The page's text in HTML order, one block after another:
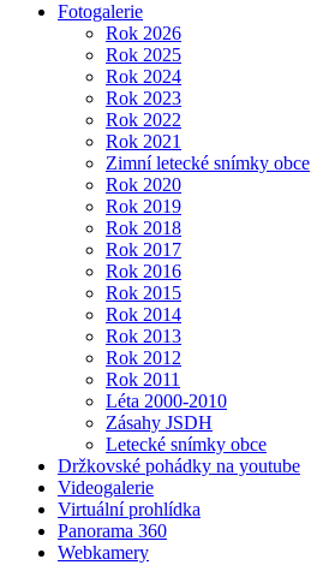
Fotogalerie
Rok 2026
Rok 2025
Rok 2024
Rok 2023
Rok 2022
Rok 2021
Zimní letecké snímky obce
Rok 2020
Rok 2019
Rok 2018
Rok 2017
Rok 2016
Rok 2015
Rok 2014
Rok 2013
Rok 2012
Rok 2011
Léta 2000-2010
Zásahy JSDH
Letecké snímky obce
Držkovské pohádky na youtube
Videogalerie
Virtuální prohlídka
Panorama 360
Webkamery